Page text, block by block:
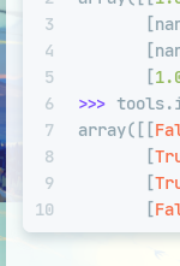
3
4
5
6
7
8
9
10
       [
>>>
array([[
       [
       [
       [